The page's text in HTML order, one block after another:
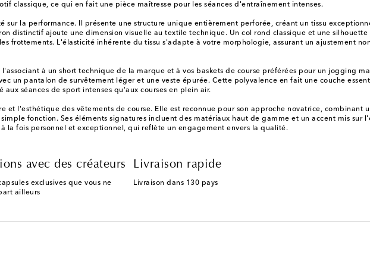
classique, ce qui en fait une pièce maîtresse pour les séances d'entraînement intenses.
sur la performance. Il présente une structure unique entièrement perforée, créant un tissu
distinctif ajoute une dimension visuelle au textile technique. Un col rond classique et une
frottements. L'élasticité inhérente du tissu s'adapte à votre morphologie, assurant un ajustement
à un short technique de la marque et à vos baskets de course préférées pour un jogging
un pantalon de survêtement léger et une veste épurée. Cette polyvalence en fait une couche
séances de sport intenses qu'aux courses en plein air.
et l'esthétique des vêtements de course. Elle est reconnue pour son approche novatrice, combinant
fonction. Ses éléments signatures incluent des matériaux haut de gamme et un accent mis sur
fois personnel et exceptionnel, qui reflète un engagement envers la qualité.
avec des créateurs
exclusives que vous ne
ailleurs
Livraison rapide
Livraison dans 130 pays